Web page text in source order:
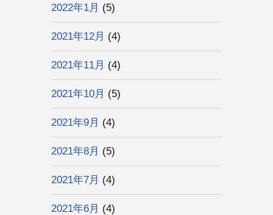
2022年1月 (5)
2021年12月 (4)
2021年11月 (4)
2021年10月 (5)
2021年9月 (4)
2021年8月 (5)
2021年7月 (4)
2021年6月 (4)